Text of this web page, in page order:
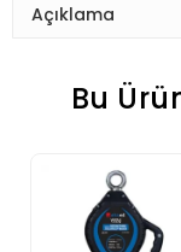
Açıklama
Bu